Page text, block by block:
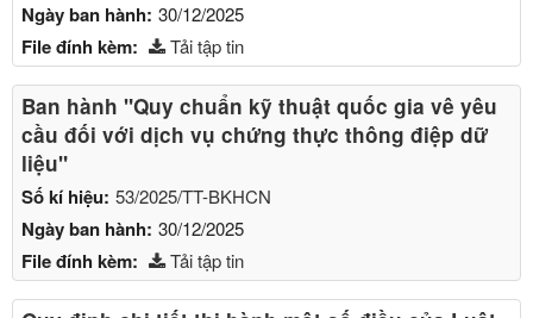
Ngày ban hành: 30/12/2025
File đính kèm: Tải tập tin
Ban hành "Quy chuẩn kỹ thuật quốc gia vê yêu
cầu đối với dịch vụ chứng thực thông điệp dữ
liệu"
Số kí hiệu: 53/2025/TT-BKHCN
Ngày ban hành: 30/12/2025
File đính kèm: Tải tập tin